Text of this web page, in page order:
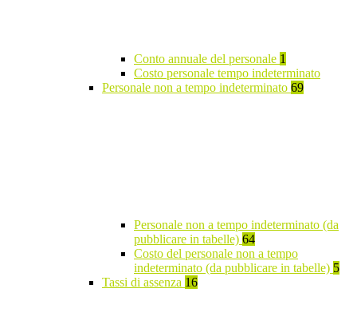
Conto annuale del personale 1
Costo personale tempo indeterminato
Personale non a tempo indeterminato 69
Personale non a tempo indeterminato (da
pubblicare in tabelle) 64
Costo del personale non a tempo
indeterminato (da pubblicare in tabelle) 5
Tassi di assenza 16